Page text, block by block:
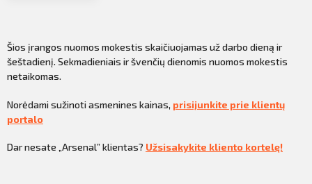
Šios įrangos nuomos mokestis skaičiuojamas už darbo dieną ir
šeštadienį. Sekmadieniais ir švenčių dienomis nuomos mokestis
netaikomas.
Norėdami sužinoti asmenines kainas, prisijunkite prie klientų
portalo
Dar nesate „Arsenal” klientas? Užsisakykite kliento kortelę!